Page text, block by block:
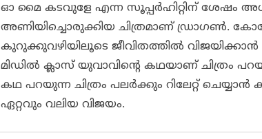
ഓ മൈ കടവുളേ എന്ന സൂപ്പര്‍ഹിറ്റിന് ശേഷം
അണിയിച്ചൊരുക്കിയ ചിത്രമാണ് ഡ്രാഗണ്‍.
കുറുക്കുവഴിയിലൂടെ ജീവിതത്തില്‍
മിഡില്‍ ക്ലാസ് യുവാവിന്റെ കഥയാണ് ചിത്രം
കഥ പറയുന്ന ചിത്രം പലര്‍ക്കും റിലേറ്റ് ചെയ്യാന്‍
ഏറ്റവും വലിയ വിജയം.